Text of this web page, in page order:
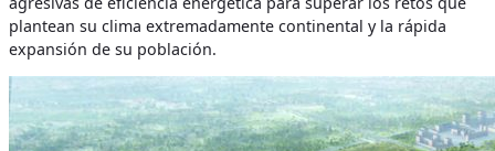
plantean su clima extremadamente continental y la rápida
expansión de su población.